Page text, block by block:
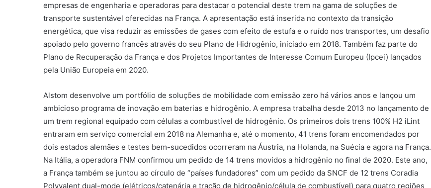
empresas de engenharia e operadoras para destacar o potencial deste trem na gama de soluções de
transporte sustentável oferecidas na França. A apresentação está inserida no contexto da transição
energética, que visa reduzir as emissões de gases com efeito de estufa e o ruído nos transportes, um desafio
apoiado pelo governo francês através do seu Plano de Hidrogênio, iniciado em 2018. Também faz parte do
Plano de Recuperação da França e dos Projetos Importantes de Interesse Comum Europeu (Ipcei) lançados
pela União Europeia em 2020.
Alstom desenvolve um portfólio de soluções de mobilidade com emissão zero há vários anos e lançou um
ambicioso programa de inovação em baterias e hidrogênio. A empresa trabalha desde 2013 no lançamento de
um trem regional equipado com células a combustível de hidrogênio. Os primeiros dois trens 100% H2 iLint
entraram em serviço comercial em 2018 na Alemanha e, até o momento, 41 trens foram encomendados por
dois estados alemães e testes bem-sucedidos ocorreram na Áustria, na Holanda, na Suécia e agora na França.
Na Itália, a operadora FNM confirmou um pedido de 14 trens movidos a hidrogênio no final de 2020. Este ano,
a França também se juntou ao círculo de “países fundadores” com um pedido da SNCF de 12 trens Coradia
Polyvalent dual-mode (elétricos/catenária e tração de hidrogênio/célula de combustível) para quatro regiões